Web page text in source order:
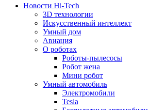
Новости Hi-Tech
3D технологии
Искусственный интеллект
Умный дом
Авиация
О роботах
Роботы-пылесосы
Робот жена
Мини робот
Умный автомобиль
Электромобили
Tesla